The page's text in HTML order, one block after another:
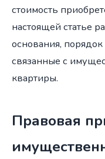
стоимость
настоящей статье
основания,
связанные с
квартиры.
Правовая